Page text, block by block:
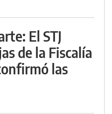
El STJ
de la Fiscalía
las